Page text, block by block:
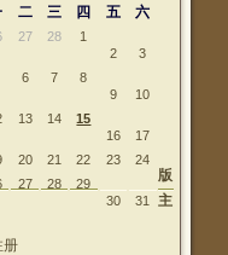
二 三 四 五 六
27 28
1
2
3
6 7
8
9
10
13 14
15
16
17
20 21 22 23
24
27 28
29
30
31
版
主
册